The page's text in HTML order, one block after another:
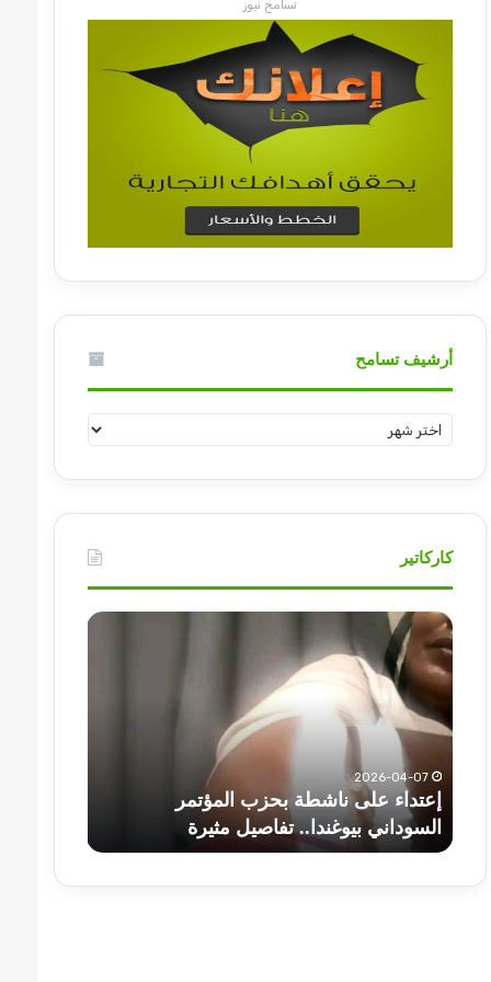
تسامح نيوز
أرشيف تسامح
أرشيف
تسامح
كاركاتير
ناشطة بحزب المؤتمر
تفاصيل مثيرة
الثلاثاء
2025-07-01
أهم عناوين أخبار السودان